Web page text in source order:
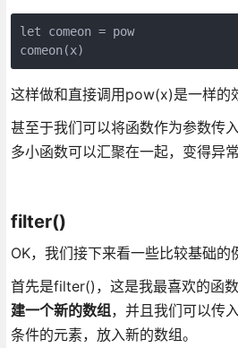
let comeon = pow
这样做和直接调用pow(x)是一样的
甚至于我们可以将函数作为参数传
多小函数可以汇聚在一起，变得异常
filter()
OK，我们接下来看一些比较基础的
首先是filter()，这是我最喜欢的函
建一个新的数组，并且我们可以传
条件的元素，放入新的数组。